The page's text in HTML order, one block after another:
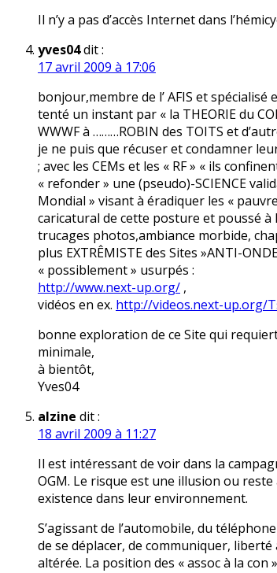
Il n’y a pas d’accès Internet dans
yves04dit :
17 avril 2009 à 17:06
bonjour,membre de l’ AFIS et
tenté un instant par « la THEORIE du
WWWF à ………ROBIN des TOITS et
je ne puis que récuser et condamner
; avec les CEMs et les « RF » « ils
« refonder » une (pseudo)-SCIENCE
Mondial » visant à éradiquer les «
caricatural de cette posture et poussé
trucages photos,ambiance morbide,
plus EXTRÊMISTE des Sites »ANTI-
« possiblement » usurpés :
http://www.next-up.org/ ,
vidéos en ex. http://videos.next-up.org/
bonne exploration de ce Site qui
minimale,
à bientôt,
Yves04
alzine dit :
18 avril 2009 à 11:27
Il est intéressant de voir dans la
OGM. Le risque est une illusion ou
existence dans leur environnement.
S’agissant de l’automobile, du
de se déplacer, de communiquer,
altérée. La position des « assoc à la con